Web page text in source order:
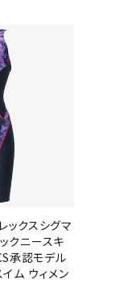
ア
ドアウェア
ウトドアウェア
ーアウトドアウェア
ーズ
シューズ
サリー
FACE
ックスシグマ
クニースキ
承認モデル
ム ウィメン